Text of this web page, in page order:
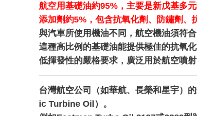
航空用基礎油約95%，主要是新戊基多
添加劑約5%，包含抗氧化劑、防鏽劑、
與汽車所使用機油不同，航空機油須符
這種高比例的基礎油能提供極佳的抗氧
低揮發性的嚴格要求，廣泛用於航空噴射
台灣航空公司（如華航、長榮和星宇）
ic Turbine Oil）。